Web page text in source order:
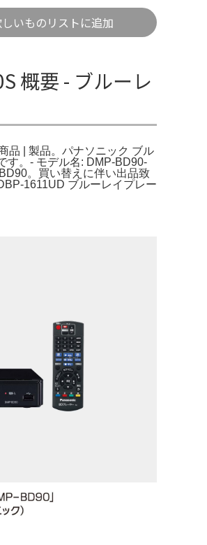
いものリストに追加
概要 - ブルーレ
品 | 製品。パナソニック ブル
す。- モデル名: DMP-BD90-
。買い替えに伴い出品致
1611UD ブルーレイプレー